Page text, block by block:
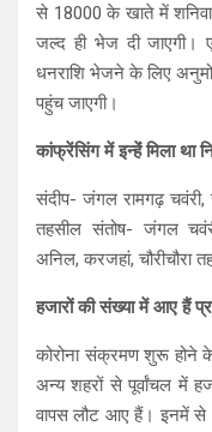
से 18000 के खाते में
जल्द ही भेज दी जाएगी।
धनराशि भेजने के लिए
पहुंच जाएगी।
कांफ्रेंसिंग में इन्हेंं मिला था
संदीप- जंगल रामगढ़
तहसील संतोष- जंगल
अनिल, करजहां, चौरीचौरा
हजारों की संख्‍या में आए हैं
कोरोना संक्रमण शुरू होने
अन्‍य शहरों से पूर्वांचल में
वापस लौट आए हैं। इनमें से